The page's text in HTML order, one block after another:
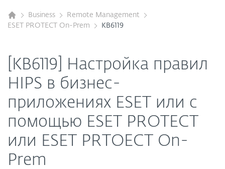
Business
Remote Management
ESET PROTECT On-Prem
KB6119
[KB6119] Настройка правил
HIPS в бизнес-
приложениях ESET или с
помощью ESET PROTECT
или ESET PRTOECT On-
Prem